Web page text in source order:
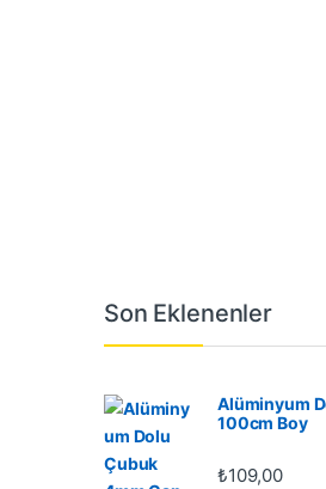
Son Eklenenler
Alüminyum
100cm Boy
₺109,00